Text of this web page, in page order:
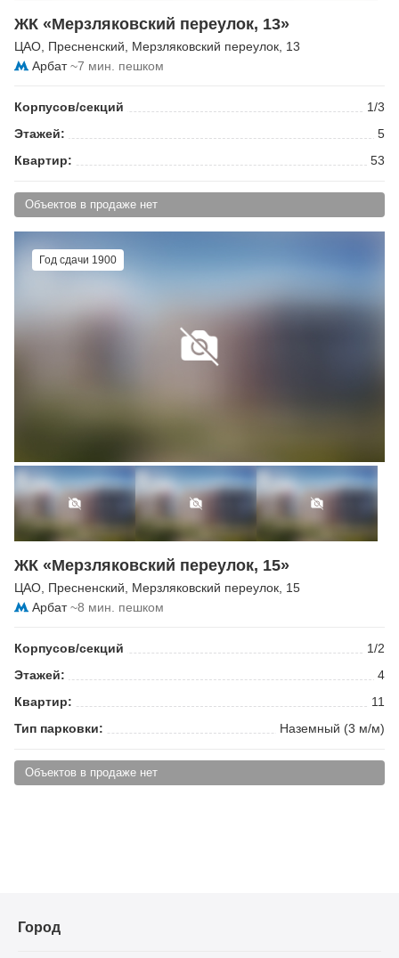
ЖК «Мерзляковский переулок, 13»
ЦАО Пресненский Мерзляковский переулок , 13
Арбат~7 мин. пешком
Корпусов/секций
1/3
Этажей:
5
Квартир:
53
Объектов в продаже нет
Год сдачи 1900
ЖК «Мерзляковский переулок, 15»
ЦАО, Пресненский, Мерзляковский переулок, 15
Арбат~8 мин. пешком
Корпусов/секций
1/2
Этажей:
4
Квартир:
11
Тип парковки:
Наземный (3 м/м)
Объектов в продаже нет
Город